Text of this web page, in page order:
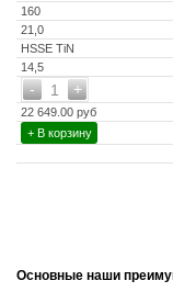
160
21,0
HSSE TiN
14,5
+
- 1
22 649.00 руб
+ В корзину
Основные наши